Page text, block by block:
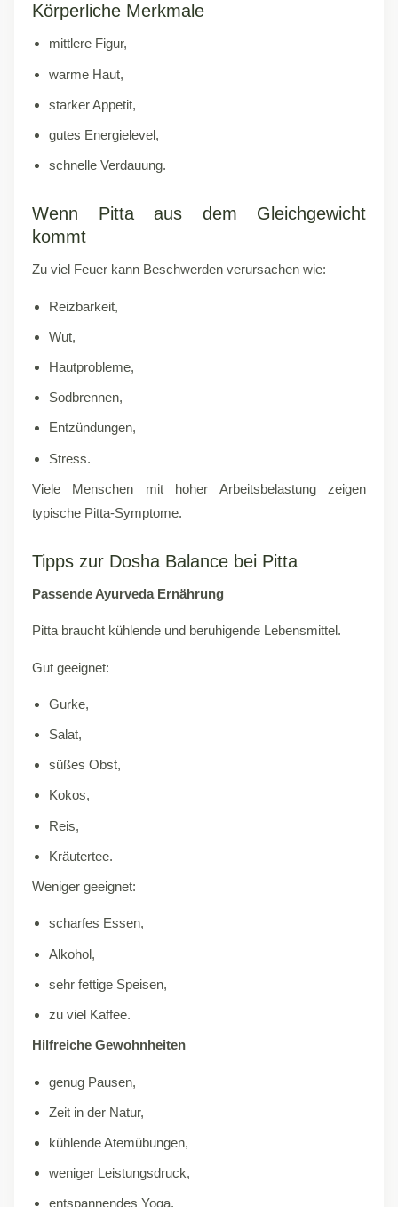
Körperliche Merkmale
mittlere Figur,
warme Haut,
starker Appetit,
gutes Energielevel,
schnelle Verdauung.
Wenn Pitta aus dem Gleichgewicht
kommt
Zu viel Feuer kann Beschwerden verursachen wie:
Reizbarkeit,
Wut,
Hautprobleme,
Sodbrennen,
Entzündungen,
Stress.
Viele Menschen mit hoher Arbeitsbelastung zeigen
typische Pitta-Symptome.
Tipps zur Dosha Balance bei Pitta
Passende Ayurveda Ernährung
Pitta braucht kühlende und beruhigende Lebensmittel.
Gut geeignet:
Gurke,
Salat,
süßes Obst,
Kokos,
Reis,
Kräutertee.
Weniger geeignet:
scharfes Essen,
Alkohol,
sehr fettige Speisen,
zu viel Kaffee.
Hilfreiche Gewohnheiten
genug Pausen,
Zeit in der Natur,
kühlende Atemübungen,
weniger Leistungsdruck,
entspannendes Yoga.